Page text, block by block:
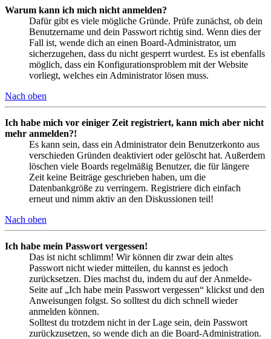
Warum kann ich mich nicht anmelden?
Dafür gibt es viele mögliche Gründe. Prüfe zunächst, ob dein
Benutzername und dein Passwort richtig sind. Wenn dies der
Fall ist, wende dich an einen Board-Administrator, um
sicherzugehen, dass du nicht gesperrt wurdest. Es ist ebenfalls
möglich, dass ein Konfigurationsproblem mit der Website
vorliegt, welches ein Administrator lösen muss.
Nach oben
Ich habe mich vor einiger Zeit registriert, kann mich aber nicht
mehr anmelden?!
Es kann sein, dass ein Administrator dein Benutzerkonto aus
verschieden Gründen deaktiviert oder gelöscht hat. Außerdem
löschen viele Boards regelmäßig Benutzer, die für längere
Zeit keine Beiträge geschrieben haben, um die
Datenbankgröße zu verringern. Registriere dich einfach
erneut und nimm aktiv an den Diskussionen teil!
Nach oben
Ich habe mein Passwort vergessen!
Das ist nicht schlimm! Wir können dir zwar dein altes
Passwort nicht wieder mitteilen, du kannst es jedoch
zurücksetzen. Dies machst du, indem du auf der Anmelde-
Seite auf „Ich habe mein Passwort vergessen“ klickst und den
Anweisungen folgst. So solltest du dich schnell wieder
anmelden können.
Solltest du trotzdem nicht in der Lage sein, dein Passwort
zurückzusetzen, so wende dich an die Board-Administration.